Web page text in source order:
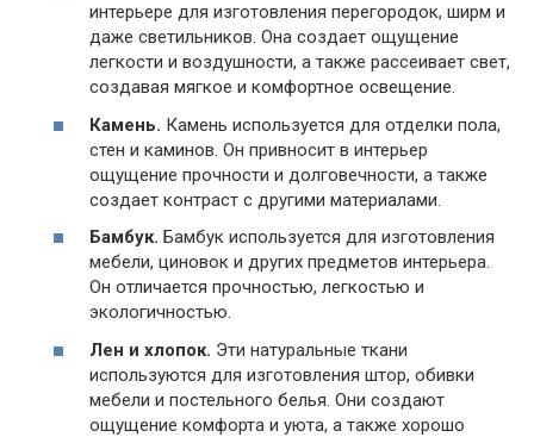
интерьере для изготовления перегородок, ширм и
даже светильников. Она создает ощущение
легкости и воздушности, а также рассеивает свет,
создавая мягкое и комфортное освещение.
Камень. Камень используется для отделки пола,
стен и каминов. Он привносит в интерьер
ощущение прочности и долговечности, а также
создает контраст с другими материалами.
Бамбук. Бамбук используется для изготовления
мебели, циновок и других предметов интерьера.
Он отличается прочностью, легкостью и
экологичностью.
Лен и хлопок. Эти натуральные ткани
используются для изготовления штор, обивки
мебели и постельного белья. Они создают
ощущение комфорта и уюта, а также хорошо